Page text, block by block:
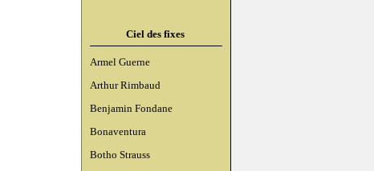
Ciel des fixes
Armel Guerne
Arthur Rimbaud
Benjamin Fondane
Bonaventura
Botho Strauss